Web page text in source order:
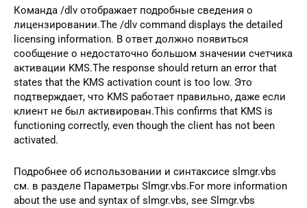
Команда /dlv отображает подробные сведения о
лицензировании.The /dlv command displays the detailed
licensing information. В ответ должно появиться
сообщение о недостаточно большом значении счетчика
активации KMS.The response should return an error that
states that the KMS activation count is too low. Это
подтверждает, что KMS работает правильно, даже если
клиент не был активирован.This confirms that KMS is
functioning correctly, even though the client has not been
activated.
Подробнее об использовании и синтаксисе slmgr.vbs
см. в разделе Параметры Slmgr.vbs.For more information
about the use and syntax of slmgr.vbs, see Slmgr.vbs